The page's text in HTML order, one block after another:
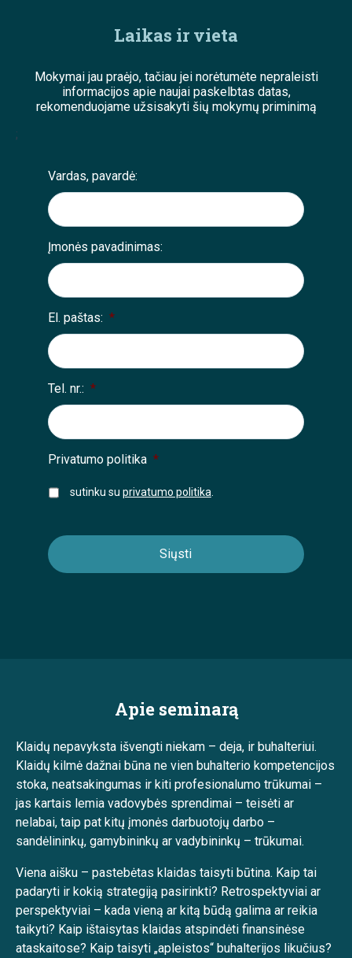
Laikas ir vieta
Mokymai jau praėjo, tačiau jei norėtumėte nepraleisti
informacijos apie naujai paskelbtas datas,
rekomenduojame užsisakyti šių mokymų priminimą
;
Vardas, pavardė:
Įmonės pavadinimas:
El. paštas: *
Tel. nr.: *
Privatumo politika *
sutinku su privatumo politika
Apie seminarą
Klaidų nepavyksta išvengti niekam – deja, ir buhalteriui.
Klaidų kilmė dažnai būna ne vien buhalterio kompetencijos
stoka, neatsakingumas ir kiti profesionalumo trūkumai –
jas kartais lemia vadovybės sprendimai – teisėti ar
nelabai, taip pat kitų įmonės darbuotojų darbo –
sandėlininkų, gamybininkų ar vadybininkų – trūkumai.
Viena aišku – pastebėtas klaidas taisyti būtina. Kaip tai
padaryti ir kokią strategiją pasirinkti? Retrospektyviai ar
perspektyviai – kada vieną ar kitą būdą galima ar reikia
taikyti? Kaip ištaisytas klaidas atspindėti finansinėse
ataskaitose? Kaip taisyti „apleistos“ buhalterijos likučius?